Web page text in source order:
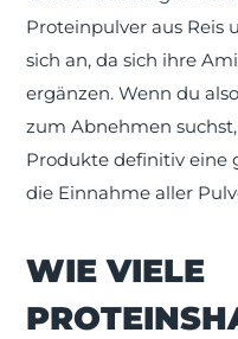
Proteinpulver aus Reis
sich an, da sich ihre
ergänzen. Wenn du
zum Abnehmen
Produkte definitiv eine
die Einnahme aller
WIE VIELE